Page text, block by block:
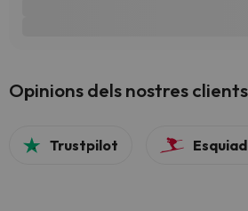
Opinions dels nostres clients
Trustpilot